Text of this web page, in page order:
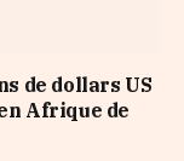
de dollars US
Afrique de